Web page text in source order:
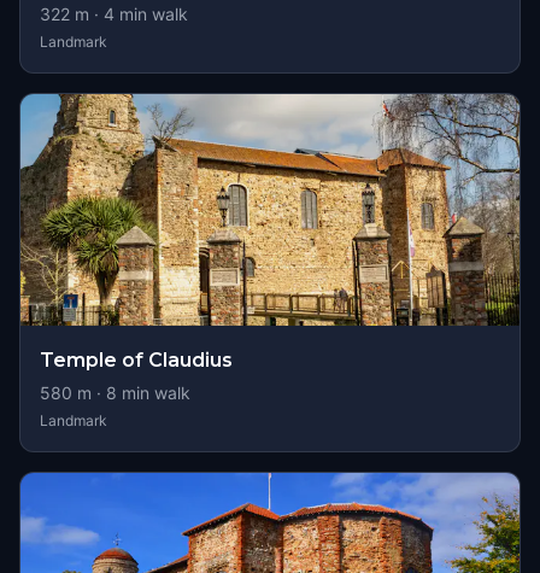
322 m · 4 min walk
Landmark
Temple of Claudius
580 m · 8 min walk
Landmark